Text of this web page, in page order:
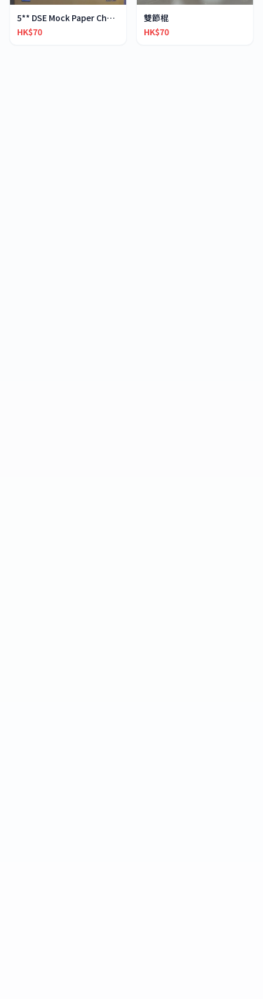
5** DSE Mock Paper Chemistry
HK$70
雙節棍
HK$70